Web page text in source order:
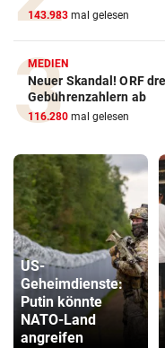
143.983 mal gelesen
MEDIEN
Neuer Skandal! ORF
Gebührenzahlern ab
116.280 mal gelesen
US-
Geheimdienste:
Putin könnte
NATO-Land
angreifen